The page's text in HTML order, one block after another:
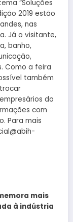
“Soluções
2019 estão
nas
Já o visitante,
banho,
Como a feira
também
do
com
Para mais
mais
à indústria